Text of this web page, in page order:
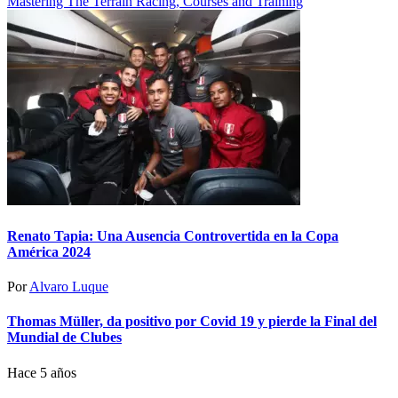
Renato Tapia: Una Ausencia Controvertida en la Copa
América 2024
Por Alvaro Luque
Thomas Müller, da positivo por Covid 19 y pierde la Final del
Mundial de Clubes
Hace 5 años